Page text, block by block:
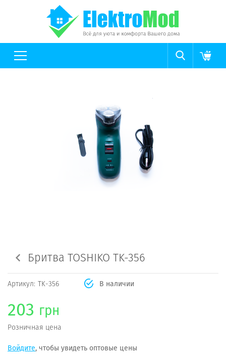
Бритва TOSHIKO TK-356
Артикул: TK-356 В наличии
203 грн
Розничная цена
Войдите, чтобы увидеть оптовые цены